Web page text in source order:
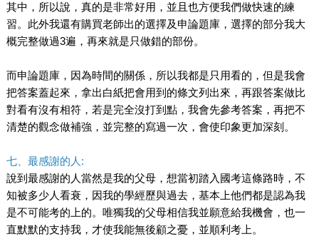
其中，所以說，真的是非常好用，並且也方便我們做快速的練
習。此外我還有購買老師出的選擇及申論題庫，選擇的部分我大
概完整做過3遍，再來就是只做錯的部份。
而申論題庫，因為時間的關係，所以我都是只用看的，但是我會
把答案蓋起來，拿出白紙把會用到的條文列出來，再跟答案做比
對看有沒有相符，若是完全沒打到點，我會先參考答案，再把不
清楚的觀念做補強，並完整的寫過一次，會使印象更加深刻。
七、最感謝的人:
說到最感謝的人當然是我的父母，想當初踏入國考這條路時，不
知被多少人看衰，因我的學經歷與過去，基本上他們都是認為我
是不可能考的上的。唯獨我的父母相信我並願意給我機會，也一
直默默的支持我，才使我能無後顧之憂，並順利考上。